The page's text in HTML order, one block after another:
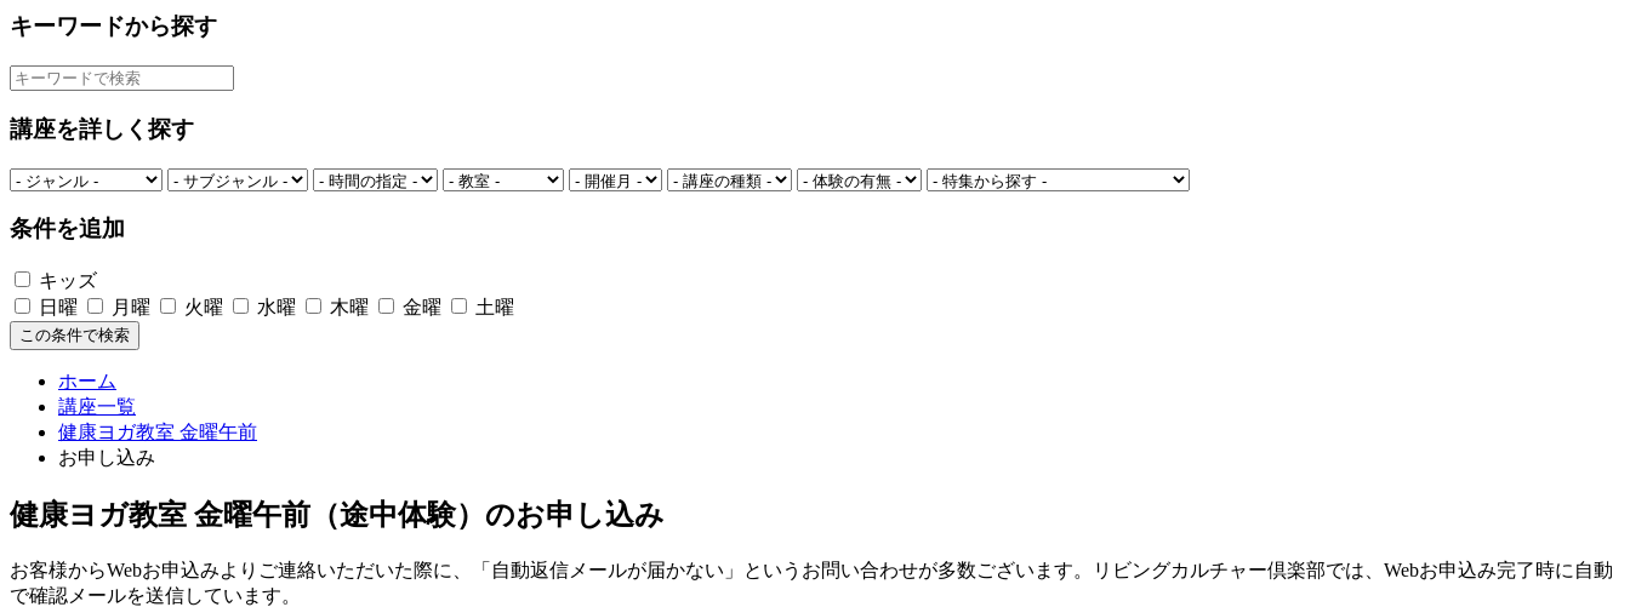
キーワードから探す
講座を詳しく探す
条件を追加
キッズ
日曜
月曜 火曜 水曜 木曜 金曜 土曜
この条件で検索
ホーム
講座一覧
健康ヨガ教室 金曜午前
お申し込み
健康ヨガ教室 金曜午前（途中体験）のお申し込み
お客様からWebお申込みよりご連絡いただいた際に、「自動返信メールが届かない」というお問い合わせが多数ございます。リビングカルチャー倶楽部では、Webお申込み完了時に自動
で確認メールを送信しています。